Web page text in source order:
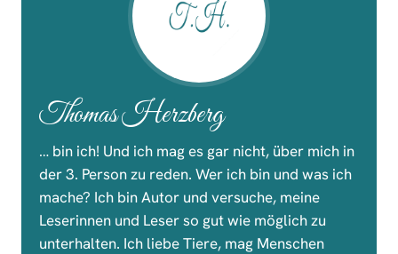
Thomas Herzberg
… bin ich! Und ich mag es gar nicht, über mich in
der 3. Person zu reden. Wer ich bin und was ich
mache? Ich bin Autor und versuche, meine
Leserinnen und Leser so gut wie möglich zu
unterhalten. Ich liebe Tiere, mag Menschen